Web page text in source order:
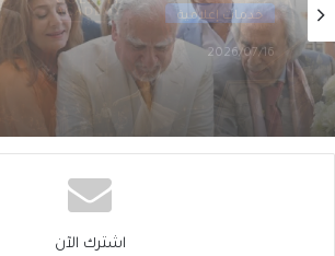
خدمات إعلامية
2026/07/14
التراث اللبناني إِلى “أَكاديمْيا”
اشترك الآن